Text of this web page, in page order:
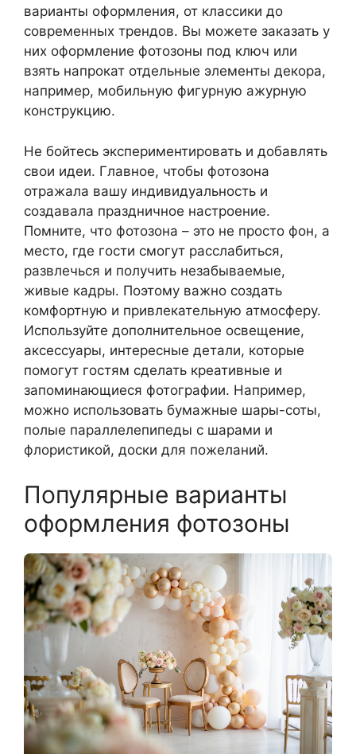
варианты оформления, от классики до
современных трендов. Вы можете заказать у
них оформление фотозоны под ключ или
взять напрокат отдельные элементы декора,
например, мобильную фигурную ажурную
конструкцию.
Не бойтесь экспериментировать и добавлять
свои идеи. Главное, чтобы фотозона
отражала вашу индивидуальность и
создавала праздничное настроение.
Помните, что фотозона – это не просто фон, а
место, где гости смогут расслабиться,
развлечься и получить незабываемые,
живые кадры. Поэтому важно создать
комфортную и привлекательную атмосферу.
Используйте дополнительное освещение,
аксессуары, интересные детали, которые
помогут гостям сделать креативные и
запоминающиеся фотографии. Например,
можно использовать бумажные шары-соты,
полые параллелепипеды с шарами и
флористикой, доски для пожеланий.
Популярные варианты
оформления фотозоны